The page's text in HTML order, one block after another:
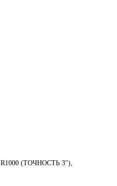
(ТОЧНОСТЬ 3"),